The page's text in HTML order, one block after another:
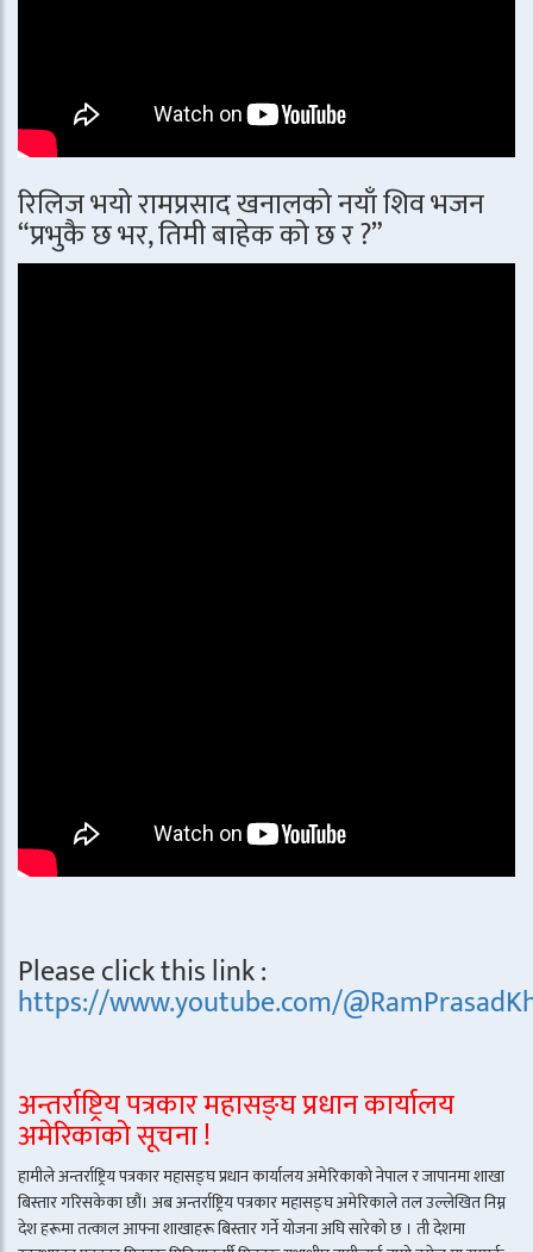
रिलिज भयो रामप्रसाद खनालको नयाँ शिव भजन
“प्रभुकै छ भर, तिमी बाहेक को छ र ?”
Please click this link :
https://www.youtube.com/
अन्तर्राष्ट्रिय पत्रकार महासङ्घ प्रधान कार्यालय
अमेरिकाको सूचना !
हामीले अन्तर्राष्ट्रिय पत्रकार महासङ्घ प्रधान कार्यालय अमेरिकाको नेपाल र जापानमा शाखा
बिस्तार गरिसकेका छौं। अब अन्तर्राष्ट्रिय पत्रकार महासङ्घ अमेरिकाले तल उल्लेखित निम्न
देश हरूमा तत्काल आफ्ना शाखाहरू बिस्तार गर्ने योजना अघि सारेको छ । ती देशमा